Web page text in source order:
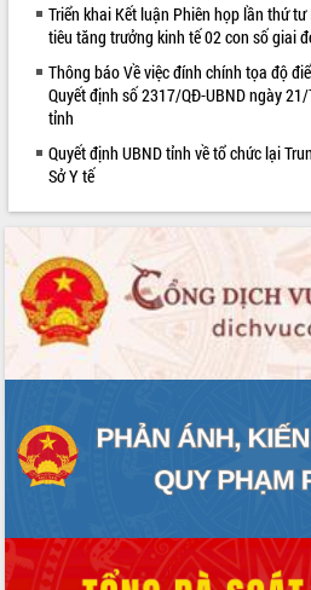
Bí thư Tỉnh ủy Lương Nguyễn Minh
Triết thăm, tặng quà người có công với
cách mạng
Rà soát, hoàn thiện hệ thống thiết chế
văn hóa, thể thao đáp ứng yêu cầu
phát triển mới
Thường trực HĐND tỉnh Đắk Lắk gặp
mặt Đoàn chuyên gia y tế TP. Hồ Chí
Minh
Lễ truy điệu và an táng hài cốt liệt sĩ
tại Nghĩa trang Liệt sĩ xã Sơn Hòa
Bàn giải pháp tháo gỡ khó khăn trong
xuất khẩu sầu riêng và triển khai quy
định EUDR
trường Nguyễn Hoàng Hiệp khảo sát
vùng trồng và doanh nghiệp đóng gói
sầu riêng tại Đắk Lắk
Trình diễn nghệ thuật chế biến các
Đắk Lắk công bố Quy hoạch và xúc
tiến đầu tư tỉnh
LIÊN KẾT WEB
Triển khai Kết luận Phiên họp lần thứ
tiêu tăng trưởng kinh tế 02 con số giai
Thông báo Về việc đính chính tọa độ
Quyết định số 2317/QĐ-UBND ngày
tỉnh
Quyết định UBND tỉnh về tổ chức lại
Sở Y tế